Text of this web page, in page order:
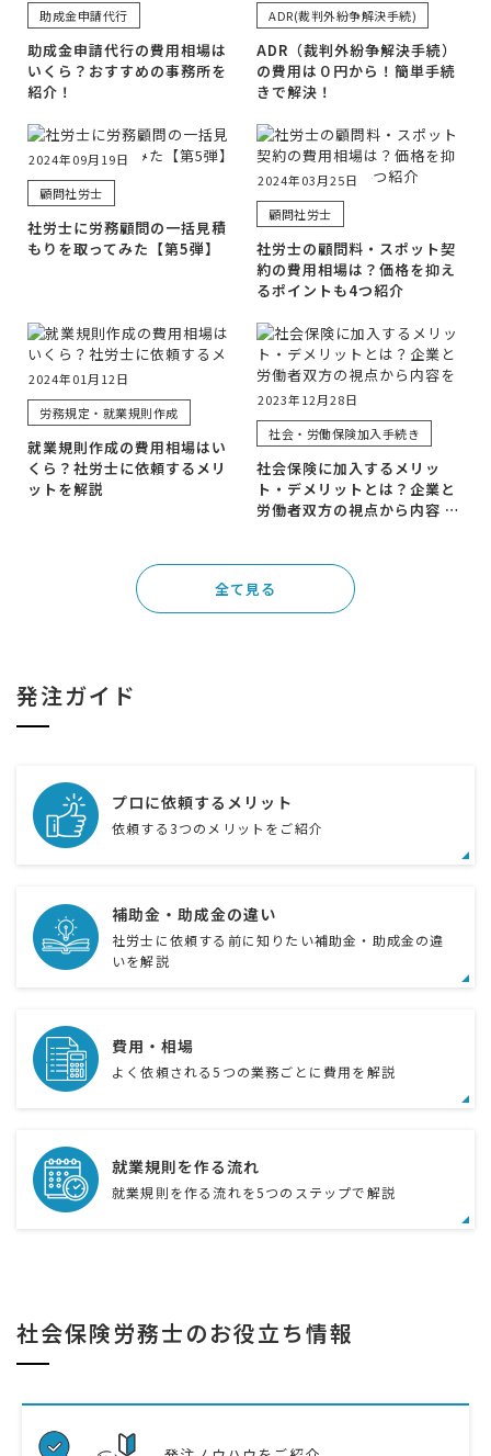
助成金申請代行
助成金申請代行の費用相場は
いくら？おすすめの事務所を
紹介！
ADR(裁判外紛争解決手続)
ADR（裁判外紛争解決手続）
の費用は０円から！簡単手続
きで解決！
2024年09月19日
顧問社労士
社労士に労務顧問の一括見積
もりを取ってみた【第5弾】
2024年03月25日
顧問社労士
社労士の顧問料・スポット契
約の費用相場は？価格を抑え
るポイントも4つ紹介
2024年01月12日
労務規定・就業規則作成
就業規則作成の費用相場はい
くら？社労士に依頼するメリ
ットを解説
2023年12月28日
社会・労働保険加入手続き
社会保険に加入するメリッ
ト・デメリットとは？企業と
労働者双方の視点から内容 …
全て見る
発注ガイド
プロに依頼するメリット
依頼する3つのメリットをご紹介
補助金・助成金の違い
社労士に依頼する前に知りたい補助金・助成金の違
いを解説
費用・相場
よく依頼される5つの業務ごとに費用を解説
就業規則を作る流れ
就業規則を作る流れを5つのステップで解説
社会保険労務士のお役立ち情報